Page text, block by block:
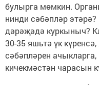
булырга мөмкин.
нинди сәбәпләр
дәрәҗәдә куркыныч?
30-35 яшьтә үк
сәбәпләрен
кичекмәстән чарасын